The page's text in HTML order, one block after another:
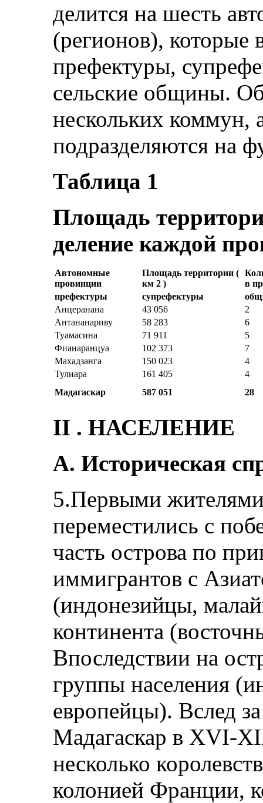
делится на шесть
(регионов), которые
префектуры,
сельские общины.
нескольких коммун,
подразделяются на
Таблица 1
Площадь
деление каждой
Автономные
провинции
Площадь территории (
км 2 )
в
префектуры
супрефектуры
Анцеранана
43 056
2
Антананариву
58 283
6
Туамасина
71 911
5
Фианаранцуа
102 373
7
Махадзанга
150 023
4
Тулиара
161 405
4
Мадагаскар
587 051 28
II . НАСЕЛЕНИЕ
А. Историческая
5.Первыми
переместились с
часть острова по
иммигрантов с
(индонезийцы,
континента
Впоследствии на
группы населения
европейцы). Вслед
Мадагаскар в XVI-
несколько
колонией Франции,